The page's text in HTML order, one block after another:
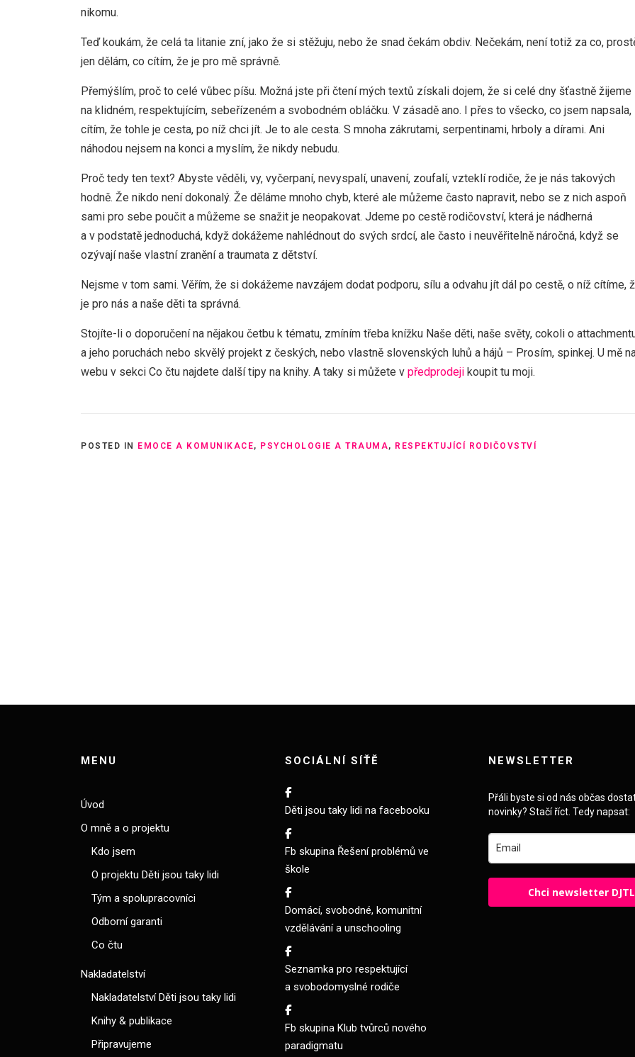
nikomu.
Teď koukám, že celá ta litanie zní, jako že si stěžuju, nebo že snad čekám obdiv. Nečekám, není totiž za co,
jen dělám, co cítím, že je pro mě správně.
Přemýšlím, proč to celé vůbec píšu. Možná jste při čtení mých textů získali dojem, že si celé dny šťastně žijeme
na klidném, respektujícím, sebeřízeném a svobodném obláčku. V zásadě ano. I přes to všecko, co jsem napsala,
cítím, že tohle je cesta, po níž chci jít. Je to ale cesta. S mnoha zákrutami, serpentinami, hrboly a dírami. Ani
náhodou nejsem na konci a myslím, že nikdy nebudu.
Proč tedy ten text? Abyste věděli, vy, vyčerpaní, nevyspalí, unavení, zoufalí, vzteklí rodiče, že je nás takových
hodně. Že nikdo není dokonalý. Že děláme mnoho chyb, které ale můžeme často napravit, nebo se z nich aspoň
sami pro sebe poučit a můžeme se snažit je neopakovat. Jdeme po cestě rodičovství, která je nádherná
a v podstatě jednoduchá, když dokážeme nahlédnout do svých srdcí, ale často i neuvěřitelně náročná, když se
ozývají naše vlastní zranění a traumata z dětství.
Nejsme v tom sami. Věřím, že si dokážeme navzájem dodat podporu, sílu a odvahu jít dál po cestě, o níž cítíme,
je pro nás a naše děti ta správná.
Stojíte-li o doporučení na nějakou četbu k tématu, zmíním třeba knížku Naše děti, naše světy, cokoli o
a jeho poruchách nebo skvělý projekt z českých, nebo vlastně slovenských luhů a hájů – Prosím, spinkej. U mě
webu v sekci Co čtu najdete další tipy na knihy. A taky si můžete v předprodeji koupit tu moji.
POSTED IN EMOCE A KOMUNIKACE, PSYCHOLOGIE A TRAUMA, RESPEKTUJÍCÍ RODIČOVSTVÍ
MENU
Úvod
O mně a o projektu
Kdo jsem
O projektu Děti jsou taky lidi
Tým a spolupracovníci
Odborní garanti
Co čtu
Nakladatelství
Nakladatelství Děti jsou taky lidi
Knihy & publikace
Připravujeme
SOCIÁLNÍ SÍŤĚ
Děti jsou taky lidi na facebooku
Fb skupina Řešení problémů ve
škole
Domácí, svobodné, komunitní
vzdělávání a unschooling
Seznamka pro respektující
a svobodomyslné rodiče
Fb skupina Klub tvůrců nového
paradigmatu
NEWSLETTER
Přáli byste si od nás občas
novinky? Stačí říct. Tedy napsat:
Chci newsletter DJTL